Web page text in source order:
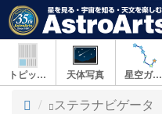
トピックス 天体写真 星空ガイド
ト
ステラナビゲータ